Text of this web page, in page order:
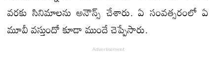
వరకు సినిమాలను అనౌన్స్ చేశారు. ఏ సంవత్సరంలో ఏ
మూవీ వస్తుందో కూడా ముందే చెప్పేసారు.